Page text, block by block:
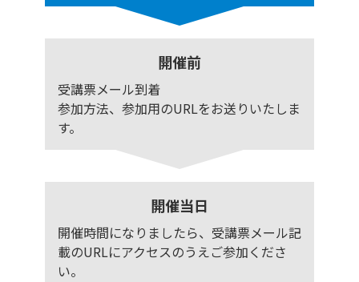
開催前
受講票メール到着
参加方法、参加用のURLをお送りいたしま
す。
開催当日
開催時間になりましたら、受講票メール記
載のURLにアクセスのうえご参加くださ
い。